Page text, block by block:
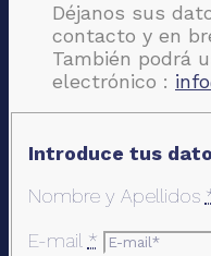
Déjanos sus
contacto y en
También podrá
electrónico :
Introduce tus
Nombre y Apellidos
E-mail *